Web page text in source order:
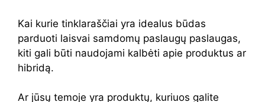
Kai kurie tinklaraščiai yra idealus būdas
parduoti laisvai samdomų paslaugų paslaugas,
kiti gali būti naudojami kalbėti apie produktus ar
hibridą.
Ar jūsų temoje yra produktų, kuriuos galite